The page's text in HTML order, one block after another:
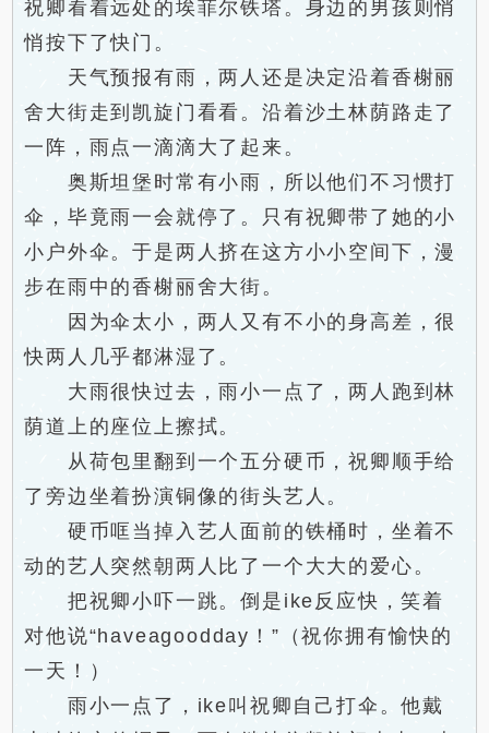
祝卿看着远处的埃菲尔铁塔。身边的男孩则悄
悄按下了快门。
天气预报有雨，两人还是决定沿着香榭丽
舍大街走到凯旋门看看。沿着沙土林荫路走了
一阵，雨点一滴滴大了起来。
奥斯坦堡时常有小雨，所以他们不习惯打
伞，毕竟雨一会就停了。只有祝卿带了她的小
小户外伞。于是两人挤在这方小小空间下，漫
步在雨中的香榭丽舍大街。
因为伞太小，两人又有不小的身高差，很
快两人几乎都淋湿了。
大雨很快过去，雨小一点了，两人跑到林
荫道上的座位上擦拭。
从荷包里翻到一个五分硬币，祝卿顺手给
了旁边坐着扮演铜像的街头艺人。
硬币哐当掉入艺人面前的铁桶时，坐着不
动的艺人突然朝两人比了一个大大的爱心。
把祝卿小吓一跳。倒是ike反应快，笑着
对他说“haveagoodday！”（祝你拥有愉快的
一天！）
雨小一点了，ike叫祝卿自己打伞。他戴